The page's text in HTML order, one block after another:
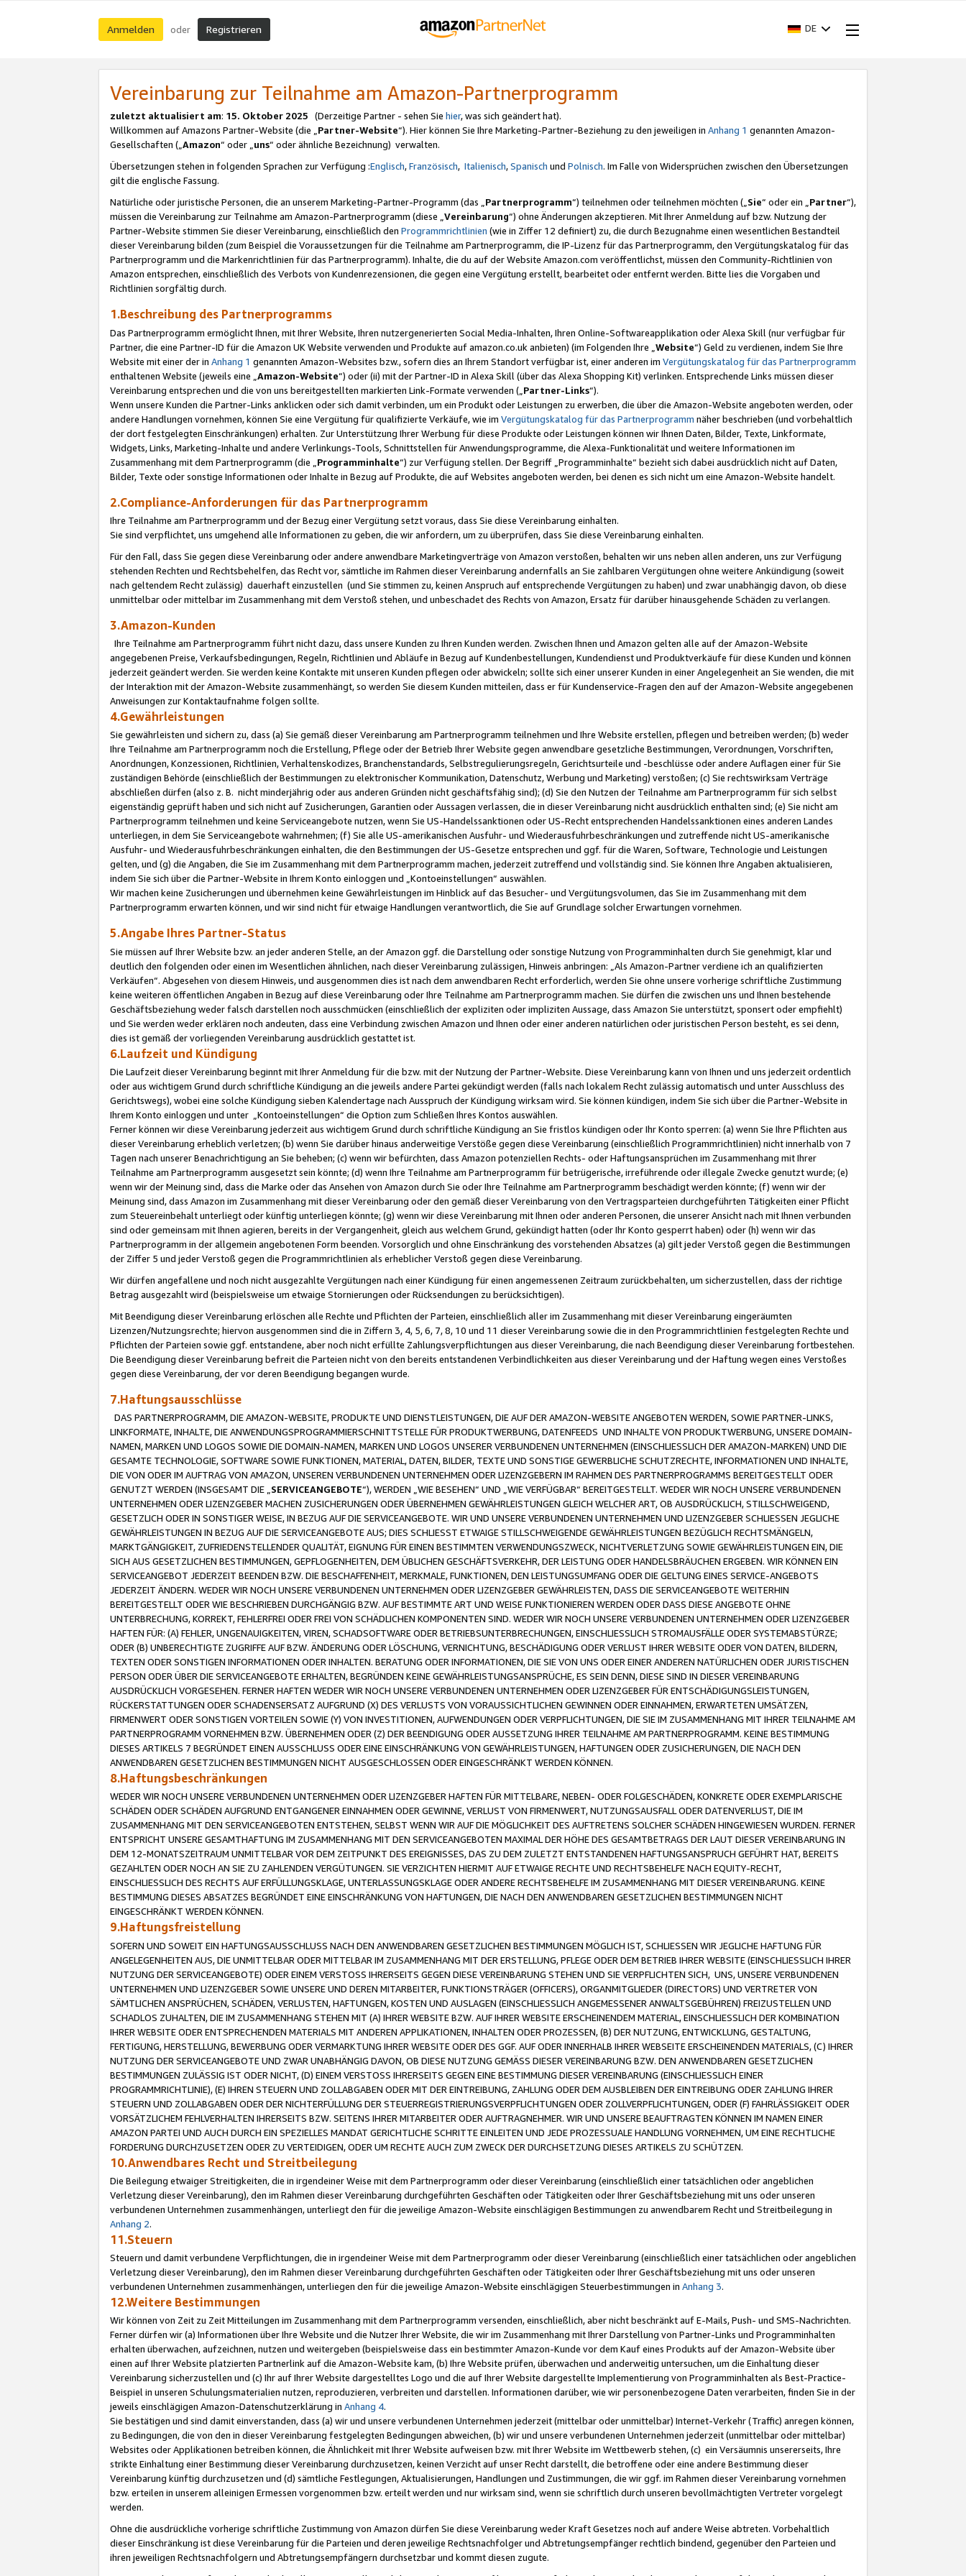
Anmelden oder Registrieren DE
Vereinbarung zur Teilnahme am Amazon-Partnerprogramm
zuletzt aktualisiert am: 15. Oktober 2025 (Derzeitige Partner - sehen Sie hier, was sich geändert hat).
Willkommen auf Amazons Partner-Website (die „Partner-Website“). Hier können Sie Ihre Marketing-Partner-Beziehung zu den jeweiligen in Anhang 1 genannten Amazon-
Gesellschaften („Amazon“ oder „uns“ oder ähnliche Bezeichnung) verwalten.
Übersetzungen stehen in folgenden Sprachen zur Verfügung :Englisch,Französisch, Italienisch,Spanisch und Polnisch. Im Falle von Widersprüchen zwischen den Übersetzungen
gilt die englische Fassung.
Natürliche oder juristische Personen, die an unserem Marketing-Partner-Programm (das „Partnerprogramm“) teilnehmen oder teilnehmen möchten („Sie“ oder ein „Partner“),
müssen die Vereinbarung zur Teilnahme am Amazon-Partnerprogramm (diese „Vereinbarung“) ohne Änderungen akzeptieren. Mit Ihrer Anmeldung auf bzw. Nutzung der
Partner-Website stimmen Sie dieser Vereinbarung, einschließlich den Programmrichtlinien (wie in Ziffer 12 definiert) zu, die durch Bezugnahme einen wesentlichen Bestandteil
dieser Vereinbarung bilden (zum Beispiel die Voraussetzungen für die Teilnahme am Partnerprogramm, die IP-Lizenz für das Partnerprogramm, den Vergütungskatalog für das
Partnerprogramm und die Markenrichtlinien für das Partnerprogramm). Inhalte, die du auf der Website Amazon.com veröffentlichst, müssen den Community-Richtlinien von
Amazon entsprechen, einschließlich des Verbots von Kundenrezensionen, die gegen eine Vergütung erstellt, bearbeitet oder entfernt werden. Bitte lies die Vorgaben und
Richtlinien sorgfältig durch.
1.Beschreibung des Partnerprogramms
Das Partnerprogramm ermöglicht Ihnen, mit Ihrer Website, Ihren nutzergenerierten Social Media-Inhalten, Ihren Online-Softwareapplikation oder Alexa Skill (nur verfügbar für
Partner, die eine Partner-ID für die Amazon UK Website verwenden und Produkte auf amazon.co.uk anbieten) (im Folgenden Ihre „ Website“) Geld zu verdienen, indem Sie Ihre
Website mit einer der in Anhang 1 genannten Amazon-Websites bzw., sofern dies an Ihrem Standort verfügbar ist, einer anderen im Vergütungskatalog für das Partnerprogramm
enthaltenen Website (jeweils eine „ Amazon-Website“) oder (ii) mit der Partner-ID in Alexa Skill (über das Alexa Shopping Kit) verlinken. Entsprechende Links müssen dieser
Vereinbarung entsprechen und die von uns bereitgestellten markierten Link-Formate verwenden („ Partner-Links“).
Wenn unsere Kunden die Partner-Links anklicken oder sich damit verbinden, um ein Produkt oder Leistungen zu erwerben, die über die Amazon-Website angeboten werden, oder
andere Handlungen vornehmen, können Sie eine Vergütung für qualifizierte Verkäufe, wie im Vergütungskatalog für das Partnerprogramm näher beschrieben (und vorbehaltlich
der dort festgelegten Einschränkungen) erhalten. Zur Unterstützung Ihrer Werbung für diese Produkte oder Leistungen können wir Ihnen Daten, Bilder, Texte, Linkformate,
Widgets, Links, Marketing-Inhalte und andere Verlinkungs-Tools, Schnittstellen für Anwendungsprogramme, die Alexa-Funktionalität und weitere Informationen im
Zusammenhang mit dem Partnerprogramm (die „ Programminhalte“) zur Verfügung stellen. Der Begriff „Programminhalte“ bezieht sich dabei ausdrücklich nicht auf Daten,
Bilder, Texte oder sonstige Informationen oder Inhalte in Bezug auf Produkte, die auf Websites angeboten werden, bei denen es sich nicht um eine Amazon-Website handelt.
2.Compliance-Anforderungen für das Partnerprogramm
Ihre Teilnahme am Partnerprogramm und der Bezug einer Vergütung setzt voraus, dass Sie diese Vereinbarung einhalten.
Sie sind verpflichtet, uns umgehend alle Informationen zu geben, die wir anfordern, um zu überprüfen, dass Sie diese Vereinbarung einhalten.
Für den Fall, dass Sie gegen diese Vereinbarung oder andere anwendbare Marketingverträge von Amazon verstoßen, behalten wir uns neben allen anderen, uns zur Verfügung
stehenden Rechten und Rechtsbehelfen, das Recht vor, sämtliche im Rahmen dieser Vereinbarung andernfalls an Sie zahlbaren Vergütungen ohne weitere Ankündigung (soweit
nach geltendem Recht zulässig) dauerhaft einzustellen (und Sie stimmen zu, keinen Anspruch auf entsprechende Vergütungen zu haben) und zwar unabhängig davon, ob diese
unmittelbar oder mittelbar im Zusammenhang mit dem Verstoß stehen, und unbeschadet des Rechts von Amazon, Ersatz für darüber hinausgehende Schäden zu verlangen.
3.Amazon-Kunden
Ihre Teilnahme am Partnerprogramm führt nicht dazu, dass unsere Kunden zu Ihren Kunden werden. Zwischen Ihnen und Amazon gelten alle auf der Amazon-Website
angegebenen Preise, Verkaufsbedingungen, Regeln, Richtlinien und Abläufe in Bezug auf Kundenbestellungen, Kundendienst und Produktverkäufe für diese Kunden und können
jederzeit geändert werden. Sie werden keine Kontakte mit unseren Kunden pflegen oder abwickeln; sollte sich einer unserer Kunden in einer Angelegenheit an Sie wenden, die mit
der Interaktion mit der Amazon-Website zusammenhängt, so werden Sie diesem Kunden mitteilen, dass er für Kundenservice-Fragen den auf der Amazon-Website angegebenen
Anweisungen zur Kontaktaufnahme folgen sollte.
4.Gewährleistungen
Sie gewährleisten und sichern zu, dass (a) Sie gemäß dieser Vereinbarung am Partnerprogramm teilnehmen und Ihre Website erstellen, pflegen und betreiben werden; (b) weder
Ihre Teilnahme am Partnerprogramm noch die Erstellung, Pflege oder der Betrieb Ihrer Website gegen anwendbare gesetzliche Bestimmungen, Verordnungen, Vorschriften,
Anordnungen, Konzessionen, Richtlinien, Verhaltenskodizes, Branchenstandards, Selbstregulierungsregeln, Gerichtsurteile und -beschlüsse oder andere Auflagen einer für Sie
zuständigen Behörde (einschließlich der Bestimmungen zu elektronischer Kommunikation, Datenschutz, Werbung und Marketing) verstoßen; (c) Sie rechtswirksam Verträge
abschließen dürfen (also z. B. nicht minderjährig oder aus anderen Gründen nicht geschäftsfähig sind); (d) Sie den Nutzen der Teilnahme am Partnerprogramm für sich selbst
eigenständig geprüft haben und sich nicht auf Zusicherungen, Garantien oder Aussagen verlassen, die in dieser Vereinbarung nicht ausdrücklich enthalten sind; (e) Sie nicht am
Partnerprogramm teilnehmen und keine Serviceangebote nutzen, wenn Sie US-Handelssanktionen oder US-Recht entsprechenden Handelssanktionen eines anderen Landes
unterliegen, in dem Sie Serviceangebote wahrnehmen; (f) Sie alle US-amerikanischen Ausfuhr- und Wiederausfuhrbeschränkungen und zutreffende nicht US-amerikanische
Ausfuhr- und Wiederausfuhrbeschränkungen einhalten, die den Bestimmungen der US-Gesetze entsprechen und ggf. für die Waren, Software, Technologie und Leistungen
gelten, und (g) die Angaben, die Sie im Zusammenhang mit dem Partnerprogramm machen, jederzeit zutreffend und vollständig sind. Sie können Ihre Angaben aktualisieren,
indem Sie sich über die Partner-Website in Ihrem Konto einloggen und „Kontoeinstellungen“ auswählen.
Wir machen keine Zusicherungen und übernehmen keine Gewährleistungen im Hinblick auf das Besucher- und Vergütungsvolumen, das Sie im Zusammenhang mit dem
Partnerprogramm erwarten können, und wir sind nicht für etwaige Handlungen verantwortlich, die Sie auf Grundlage solcher Erwartungen vornehmen.
5.Angabe Ihres Partner-Status
Sie müssen auf Ihrer Website bzw. an jeder anderen Stelle, an der Amazon ggf. die Darstellung oder sonstige Nutzung von Programminhalten durch Sie genehmigt, klar und
deutlich den folgenden oder einen im Wesentlichen ähnlichen, nach dieser Vereinbarung zulässigen, Hinweis anbringen: „Als Amazon-Partner verdiene ich an qualifizierten
Verkäufen“. Abgesehen von diesem Hinweis, und ausgenommen dies ist nach dem anwendbaren Recht erforderlich, werden Sie ohne unsere vorherige schriftliche Zustimmung
keine weiteren öffentlichen Angaben in Bezug auf diese Vereinbarung oder Ihre Teilnahme am Partnerprogramm machen. Sie dürfen die zwischen uns und Ihnen bestehende
Geschäftsbeziehung weder falsch darstellen noch ausschmücken (einschließlich der expliziten oder impliziten Aussage, dass Amazon Sie unterstützt, sponsert oder empfiehlt)
und Sie werden weder erklären noch andeuten, dass eine Verbindung zwischen Amazon und Ihnen oder einer anderen natürlichen oder juristischen Person besteht, es sei denn,
dies ist gemäß der vorliegenden Vereinbarung ausdrücklich gestattet ist.
6.Laufzeit und Kündigung
Die Laufzeit dieser Vereinbarung beginnt mit Ihrer Anmeldung für die bzw. mit der Nutzung der Partner-Website. Diese Vereinbarung kann von Ihnen und uns jederzeit ordentlich
oder aus wichtigem Grund durch schriftliche Kündigung an die jeweils andere Partei gekündigt werden (falls nach lokalem Recht zulässig automatisch und unter Ausschluss des
Gerichtswegs), wobei eine solche Kündigung sieben Kalendertage nach Ausspruch der Kündigung wirksam wird. Sie können kündigen, indem Sie sich über die Partner-Website in
Ihrem Konto einloggen und unter „Kontoeinstellungen“ die Option zum Schließen Ihres Kontos auswählen.
Ferner können wir diese Vereinbarung jederzeit aus wichtigem Grund durch schriftliche Kündigung an Sie fristlos kündigen oder Ihr Konto sperren: (a) wenn Sie Ihre Pflichten aus
dieser Vereinbarung erheblich verletzen; (b) wenn Sie darüber hinaus anderweitige Verstöße gegen diese Vereinbarung (einschließlich Programmrichtlinien) nicht innerhalb von 7
Tagen nach unserer Benachrichtigung an Sie beheben; (c) wenn wir befürchten, dass Amazon potenziellen Rechts- oder Haftungsansprüchen im Zusammenhang mit Ihrer
Teilnahme am Partnerprogramm ausgesetzt sein könnte; (d) wenn Ihre Teilnahme am Partnerprogramm für betrügerische, irreführende oder illegale Zwecke genutzt wurde; (e)
wenn wir der Meinung sind, dass die Marke oder das Ansehen von Amazon durch Sie oder Ihre Teilnahme am Partnerprogramm beschädigt werden könnte; (f) wenn wir der
Meinung sind, dass Amazon im Zusammenhang mit dieser Vereinbarung oder den gemäß dieser Vereinbarung von den Vertragsparteien durchgeführten Tätigkeiten einer Pflicht
zum Steuereinbehalt unterliegt oder künftig unterliegen könnte; (g) wenn wir diese Vereinbarung mit Ihnen oder anderen Personen, die unserer Ansicht nach mit Ihnen verbunden
sind oder gemeinsam mit Ihnen agieren, bereits in der Vergangenheit, gleich aus welchem Grund, gekündigt hatten (oder Ihr Konto gesperrt haben) oder (h) wenn wir das
Partnerprogramm in der allgemein angebotenen Form beenden. Vorsorglich und ohne Einschränkung des vorstehenden Absatzes (a) gilt jeder Verstoß gegen die Bestimmungen
der Ziffer 5 und jeder Verstoß gegen die Programmrichtlinien als erheblicher Verstoß gegen diese Vereinbarung.
Wir dürfen angefallene und noch nicht ausgezahlte Vergütungen nach einer Kündigung für einen angemessenen Zeitraum zurückbehalten, um sicherzustellen, dass der richtige
Betrag ausgezahlt wird (beispielsweise um etwaige Stornierungen oder Rücksendungen zu berücksichtigen).
Mit Beendigung dieser Vereinbarung erlöschen alle Rechte und Pflichten der Parteien, einschließlich aller im Zusammenhang mit dieser Vereinbarung eingeräumten
Lizenzen/Nutzungsrechte; hiervon ausgenommen sind die in Ziffern 3, 4, 5, 6, 7, 8, 10 und 11 dieser Vereinbarung sowie die in den Programmrichtlinien festgelegten Rechte und
Pflichten der Parteien sowie ggf. entstandene, aber noch nicht erfüllte Zahlungsverpflichtungen aus dieser Vereinbarung, die nach Beendigung dieser Vereinbarung fortbestehen.
Die Beendigung dieser Vereinbarung befreit die Parteien nicht von den bereits entstandenen Verbindlichkeiten aus dieser Vereinbarung und der Haftung wegen eines Verstoßes
gegen diese Vereinbarung, der vor deren Beendigung begangen wurde.
7.Haftungsausschlüsse
DAS PARTNERPROGRAMM, DIE AMAZON-WEBSITE, PRODUKTE UND DIENSTLEISTUNGEN, DIE AUF DER AMAZON-WEBSITE ANGEBOTEN WERDEN, SOWIE PARTNER-LINKS,
LINKFORMATE, INHALTE, DIE ANWENDUNGSPROGRAMMIERSCHNITTSTELLE FÜR PRODUKTWERBUNG, DATENFEEDS UND INHALTE VON PRODUKTWERBUNG, UNSERE DOMAIN-
NAMEN, MARKEN UND LOGOS SOWIE DIE DOMAIN-NAMEN, MARKEN UND LOGOS UNSERER VERBUNDENEN UNTERNEHMEN (EINSCHLIESSLICH DER AMAZON-MARKEN) UND DIE
GESAMTE TECHNOLOGIE, SOFTWARE SOWIE FUNKTIONEN, MATERIAL, DATEN, BILDER, TEXTE UND SONSTIGE GEWERBLICHE SCHUTZRECHTE, INFORMATIONEN UND INHALTE,
DIE VON ODER IM AUFTRAG VON AMAZON, UNSEREN VERBUNDENEN UNTERNEHMEN ODER LIZENZGEBERN IM RAHMEN DES PARTNERPROGRAMMS BEREITGESTELLT ODER
GENUTZT WERDEN (INSGESAMT DIE „ SERVICEANGEBOTE“), WERDEN „WIE BESEHEN“ UND „WIE VERFÜGBAR“ BEREITGESTELLT. WEDER WIR NOCH UNSERE VERBUNDENEN
UNTERNEHMEN ODER LIZENZGEBER MACHEN ZUSICHERUNGEN ODER ÜBERNEHMEN GEWÄHRLEISTUNGEN GLEICH WELCHER ART, OB AUSDRÜCKLICH, STILLSCHWEIGEND,
GESETZLICH ODER IN SONSTIGER WEISE, IN BEZUG AUF DIE SERVICEANGEBOTE. WIR UND UNSERE VERBUNDENEN UNTERNEHMEN UND LIZENZGEBER SCHLIESSEN JEGLICHE
GEWÄHRLEISTUNGEN IN BEZUG AUF DIE SERVICEANGEBOTE AUS; DIES SCHLIESST ETWAIGE STILLSCHWEIGENDE GEWÄHRLEISTUNGEN BEZÜGLICH RECHTSMÄNGELN,
MARKTGÄNGIGKEIT, ZUFRIEDENSTELLENDER QUALITÄT, EIGNUNG FÜR EINEN BESTIMMTEN VERWENDUNGSZWECK, NICHTVERLETZUNG SOWIE GEWÄHRLEISTUNGEN EIN, DIE
SICH AUS GESETZLICHEN BESTIMMUNGEN, GEPFLOGENHEITEN, DEM ÜBLICHEN GESCHÄFTSVERKEHR, DER LEISTUNG ODER HANDELSBRÄUCHEN ERGEBEN. WIR KÖNNEN EIN
SERVICEANGEBOT JEDERZEIT BEENDEN BZW. DIE BESCHAFFENHEIT, MERKMALE, FUNKTIONEN, DEN LEISTUNGSUMFANG ODER DIE GELTUNG EINES SERVICE-ANGEBOTS
JEDERZEIT ÄNDERN. WEDER WIR NOCH UNSERE VERBUNDENEN UNTERNEHMEN ODER LIZENZGEBER GEWÄHRLEISTEN, DASS DIE SERVICEANGEBOTE WEITERHIN
BEREITGESTELLT ODER WIE BESCHRIEBEN DURCHGÄNGIG BZW. AUF BESTIMMTE ART UND WEISE FUNKTIONIEREN WERDEN ODER DASS DIESE ANGEBOTE OHNE
UNTERBRECHUNG, KORREKT, FEHLERFREI ODER FREI VON SCHÄDLICHEN KOMPONENTEN SIND. WEDER WIR NOCH UNSERE VERBUNDENEN UNTERNEHMEN ODER LIZENZGEBER
HAFTEN FÜR: (A) FEHLER, UNGENAUIGKEITEN, VIREN, SCHADSOFTWARE ODER BETRIEBSUNTERBRECHUNGEN, EINSCHLIESSLICH STROMAUSFÄLLE ODER SYSTEMABSTÜRZE;
ODER (B) UNBERECHTIGTE ZUGRIFFE AUF BZW. ÄNDERUNG ODER LÖSCHUNG, VERNICHTUNG, BESCHÄDIGUNG ODER VERLUST IHRER WEBSITE ODER VON DATEN, BILDERN,
TEXTEN ODER SONSTIGEN INFORMATIONEN ODER INHALTEN. BERATUNG ODER INFORMATIONEN, DIE SIE VON UNS ODER EINER ANDEREN NATÜRLICHEN ODER JURISTISCHEN
PERSON ODER ÜBER DIE SERVICEANGEBOTE ERHALTEN, BEGRÜNDEN KEINE GEWÄHRLEISTUNGSANSPRÜCHE, ES SEIN DENN, DIESE SIND IN DIESER VEREINBARUNG
AUSDRÜCKLICH VORGESEHEN. FERNER HAFTEN WEDER WIR NOCH UNSERE VERBUNDENEN UNTERNEHMEN ODER LIZENZGEBER FÜR ENTSCHÄDIGUNGSLEISTUNGEN,
RÜCKERSTATTUNGEN ODER SCHADENSERSATZ AUFGRUND (X) DES VERLUSTS VON VORAUSSICHTLICHEN GEWINNEN ODER EINNAHMEN, ERWARTETEN UMSÄTZEN,
FIRMENWERT ODER SONSTIGEN VORTEILEN SOWIE (Y) VON INVESTITIONEN, AUFWENDUNGEN ODER VERPFLICHTUNGEN, DIE SIE IM ZUSAMMENHANG MIT IHRER TEILNAHME AM
PARTNERPROGRAMM VORNEHMEN BZW. ÜBERNEHMEN ODER (Z) DER BEENDIGUNG ODER AUSSETZUNG IHRER TEILNAHME AM PARTNERPROGRAMM. KEINE BESTIMMUNG
DIESES ARTIKELS 7 BEGRÜNDET EINEN AUSSCHLUSS ODER EINE EINSCHRÄNKUNG VON GEWÄHRLEISTUNGEN, HAFTUNGEN ODER ZUSICHERUNGEN, DIE NACH DEN
ANWENDBAREN GESETZLICHEN BESTIMMUNGEN NICHT AUSGESCHLOSSEN ODER EINGESCHRÄNKT WERDEN KÖNNEN.
8.Haftungsbeschränkungen
WEDER WIR NOCH UNSERE VERBUNDENEN UNTERNEHMEN ODER LIZENZGEBER HAFTEN FÜR MITTELBARE, NEBEN- ODER FOLGESCHÄDEN, KONKRETE ODER EXEMPLARISCHE
SCHÄDEN ODER SCHÄDEN AUFGRUND ENTGANGENER EINNAHMEN ODER GEWINNE, VERLUST VON FIRMENWERT, NUTZUNGSAUSFALL ODER DATENVERLUST, DIE IM
ZUSAMMENHANG MIT DEN SERVICEANGEBOTEN ENTSTEHEN, SELBST WENN WIR AUF DIE MÖGLICHKEIT DES AUFTRETENS SOLCHER SCHÄDEN HINGEWIESEN WURDEN. FERNER
ENTSPRICHT UNSERE GESAMTHAFTUNG IM ZUSAMMENHANG MIT DEN SERVICEANGEBOTEN MAXIMAL DER HÖHE DES GESAMTBETRAGS DER LAUT DIESER VEREINBARUNG IN
DEM 12-MONATSZEITRAUM UNMITTELBAR VOR DEM ZEITPUNKT DES EREIGNISSES, DAS ZU DEM ZULETZT ENTSTANDENEN HAFTUNGSANSPRUCH GEFÜHRT HAT, BEREITS
GEZAHLTEN ODER NOCH AN SIE ZU ZAHLENDEN VERGÜTUNGEN. SIE VERZICHTEN HIERMIT AUF ETWAIGE RECHTE UND RECHTSBEHELFE NACH EQUITY-RECHT,
EINSCHLIESSLICH DES RECHTS AUF ERFÜLLUNGSKLAGE, UNTERLASSUNGSKLAGE ODER ANDERE RECHTSBEHELFE IM ZUSAMMENHANG MIT DIESER VEREINBARUNG. KEINE
BESTIMMUNG DIESES ABSATZES BEGRÜNDET EINE EINSCHRÄNKUNG VON HAFTUNGEN, DIE NACH DEN ANWENDBAREN GESETZLICHEN BESTIMMUNGEN NICHT
EINGESCHRÄNKT WERDEN KÖNNEN.
9.Haftungsfreistellung
SOFERN UND SOWEIT EIN HAFTUNGSAUSSCHLUSS NACH DEN ANWENDBAREN GESETZLICHEN BESTIMMUNGEN MÖGLICH IST, SCHLIESSEN WIR JEGLICHE HAFTUNG FÜR
ANGELEGENHEITEN AUS, DIE UNMITTELBAR ODER MITTELBAR IM ZUSAMMENHANG MIT DER ERSTELLUNG, PFLEGE ODER DEM BETRIEB IHRER WEBSITE (EINSCHLIESSLICH IHRER
NUTZUNG DER SERVICEANGEBOTE) ODER EINEM VERSTOSS IHRERSEITS GEGEN DIESE VEREINBARUNG STEHEN UND SIE VERPFLICHTEN SICH, UNS, UNSERE VERBUNDENEN
UNTERNEHMEN UND LIZENZGEBER SOWIE UNSERE UND DEREN MITARBEITER, FUNKTIONSTRÄGER (OFFICERS), ORGANMITGLIEDER (DIRECTORS) UND VERTRETER VON
SÄMTLICHEN ANSPRÜCHEN, SCHÄDEN, VERLUSTEN, HAFTUNGEN, KOSTEN UND AUSLAGEN (EINSCHLIESSLICH ANGEMESSENER ANWALTSGEBÜHREN) FREIZUSTELLEN UND
SCHADLOS ZUHALTEN, DIE IM ZUSAMMENHANG STEHEN MIT (A) IHRER WEBSITE BZW. AUF IHRER WEBSITE ERSCHEINENDEM MATERIAL, EINSCHLIESSLICH DER KOMBINATION
IHRER WEBSITE ODER ENTSPRECHENDEN MATERIALS MIT ANDEREN APPLIKATIONEN, INHALTEN ODER PROZESSEN, (B) DER NUTZUNG, ENTWICKLUNG, GESTALTUNG,
FERTIGUNG, HERSTELLUNG, BEWERBUNG ODER VERMARKTUNG IHRER WEBSITE ODER DES GGF. AUF ODER INNERHALB IHRER WEBSEITE ERSCHEINENDEN MATERIALS, (C) IHRER
NUTZUNG DER SERVICEANGEBOTE UND ZWAR UNABHÄNGIG DAVON, OB DIESE NUTZUNG GEMÄSS DIESER VEREINBARUNG BZW. DEN ANWENDBAREN GESETZLICHEN
BESTIMMUNGEN ZULÄSSIG IST ODER NICHT, (D) EINEM VERSTOSS IHRERSEITS GEGEN EINE BESTIMMUNG DIESER VEREINBARUNG (EINSCHLIESSLICH EINER
PROGRAMMRICHTLINIE), (E) IHREN STEUERN UND ZOLLABGABEN ODER MIT DER EINTREIBUNG, ZAHLUNG ODER DEM AUSBLEIBEN DER EINTREIBUNG ODER ZAHLUNG IHRER
STEUERN UND ZOLLABGABEN ODER DER NICHTERFÜLLUNG DER STEUERREGISTRIERUNGSVERPFLICHTUNGEN ODER ZOLLVERPFLICHTUNGEN, ODER (F) FAHRLÄSSIGKEIT ODER
VORSÄTZLICHEM FEHLVERHALTEN IHRERSEITS BZW. SEITENS IHRER MITARBEITER ODER AUFTRAGNEHMER. WIR UND UNSERE BEAUFTRAGTEN KÖNNEN IM NAMEN EINER
AMAZON PARTEI UND AUCH DURCH EIN SPEZIELLES MANDAT GERICHTLICHE SCHRITTE EINLEITEN UND JEDE PROZESSUALE HANDLUNG VORNEHMEN, UM EINE RECHTLICHE
FORDERUNG DURCHZUSETZEN ODER ZU VERTEIDIGEN, ODER UM RECHTE AUCH ZUM ZWECK DER DURCHSETZUNG DIESES ARTIKELS ZU SCHÜTZEN.
10.Anwendbares Recht und Streitbeilegung
Die Beilegung etwaiger Streitigkeiten, die in irgendeiner Weise mit dem Partnerprogramm oder dieser Vereinbarung (einschließlich einer tatsächlichen oder angeblichen
Verletzung dieser Vereinbarung), den im Rahmen dieser Vereinbarung durchgeführten Geschäften oder Tätigkeiten oder Ihrer Geschäftsbeziehung mit uns oder unseren
verbundenen Unternehmen zusammenhängen, unterliegt den für die jeweilige Amazon-Website einschlägigen Bestimmungen zu anwendbarem Recht und Streitbeilegung in
Anhang 2.
11.Steuern
Steuern und damit verbundene Verpflichtungen, die in irgendeiner Weise mit dem Partnerprogramm oder dieser Vereinbarung (einschließlich einer tatsächlichen oder angeblichen
Verletzung dieser Vereinbarung), den im Rahmen dieser Vereinbarung durchgeführten Geschäften oder Tätigkeiten oder Ihrer Geschäftsbeziehung mit uns oder unseren
verbundenen Unternehmen zusammenhängen, unterliegen den für die jeweilige Amazon-Website einschlägigen Steuerbestimmungen in Anhang 3.
12.Weitere Bestimmungen
Wir können von Zeit zu Zeit Mitteilungen im Zusammenhang mit dem Partnerprogramm versenden, einschließlich, aber nicht beschränkt auf E-Mails, Push- und SMS-Nachrichten.
Ferner dürfen wir (a) Informationen über Ihre Website und die Nutzer Ihrer Website, die wir im Zusammenhang mit Ihrer Darstellung von Partner-Links und Programminhalten
erhalten überwachen, aufzeichnen, nutzen und weitergeben (beispielsweise dass ein bestimmter Amazon-Kunde vor dem Kauf eines Produkts auf der Amazon-Website über
einen auf Ihrer Website platzierten Partnerlink auf die Amazon-Website kam, (b) Ihre Website prüfen, überwachen und anderweitig untersuchen, um die Einhaltung dieser
Vereinbarung sicherzustellen und (c) Ihr auf Ihrer Website dargestelltes Logo und die auf Ihrer Website dargestellte Implementierung von Programminhalten als Best-Practice-
Beispiel in unseren Schulungsmaterialien nutzen, reproduzieren, verbreiten und darstellen. Informationen darüber, wie wir personenbezogene Daten verarbeiten, finden Sie in der
jeweils einschlägigen Amazon-Datenschutzerklärung in Anhang 4.
Sie bestätigen und sind damit einverstanden, dass (a) wir und unsere verbundenen Unternehmen jederzeit (mittelbar oder unmittelbar) Internet-Verkehr (Traffic) anregen können,
zu Bedingungen, die von den in dieser Vereinbarung festgelegten Bedingungen abweichen, (b) wir und unsere verbundenen Unternehmen jederzeit (unmittelbar oder mittelbar)
Websites oder Applikationen betreiben können, die Ähnlichkeit mit Ihrer Website aufweisen bzw. mit Ihrer Website im Wettbewerb stehen, (c) ein Versäumnis unsererseits, Ihre
strikte Einhaltung einer Bestimmung dieser Vereinbarung durchzusetzen, keinen Verzicht auf unser Recht darstellt, die betroffene oder eine andere Bestimmung dieser
Vereinbarung künftig durchzusetzen und (d) sämtliche Festlegungen, Aktualisierungen, Handlungen und Zustimmungen, die wir ggf. im Rahmen dieser Vereinbarung vornehmen
bzw. erteilen in unserem alleinigen Ermessen vorgenommen bzw. erteilt werden und nur wirksam sind, wenn sie schriftlich durch unseren bevollmächtigten Vertreter vorgelegt
werden.
Ohne die ausdrückliche vorherige schriftliche Zustimmung von Amazon dürfen Sie diese Vereinbarung weder Kraft Gesetzes noch auf andere Weise abtreten. Vorbehaltlich
dieser Einschränkung ist diese Vereinbarung für die Parteien und deren jeweilige Rechtsnachfolger und Abtretungsempfänger rechtlich bindend, gegenüber den Parteien und
ihren jeweiligen Rechtsnachfolgern und Abtretungsempfängern durchsetzbar und kommt diesen zugute.